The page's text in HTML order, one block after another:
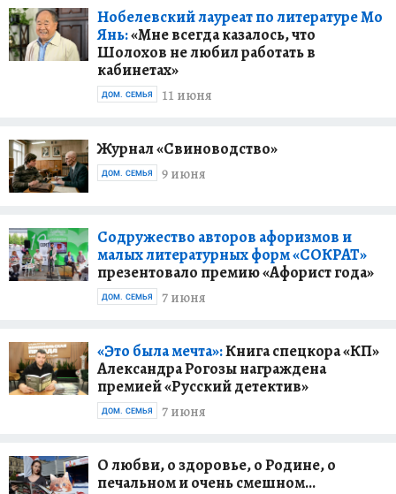
Нобелевский лауреат по литературе Мо
Янь:«Мне всегда казалось, что
Шолохов не любил работать в
кабинетах»
11 июня
ДОМ. СЕМЬЯ
Журнал «Свиноводство»
9 июня
ДОМ. СЕМЬЯ
Содружество авторов афоризмов и
малых литературных форм «СОКРАТ»
презентовало премию «Афорист года»
7 июня
ДОМ. СЕМЬЯ
«Это была мечта»:Книга спецкора «КП»
Александра Рогозы награждена
премией «Русский детектив»
7 июня
ДОМ. СЕМЬЯ
О любви, о здоровье, о Родине, о
печальном и очень смешном...